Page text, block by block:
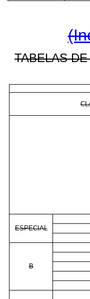
TABELAS
ESPECIAL
B